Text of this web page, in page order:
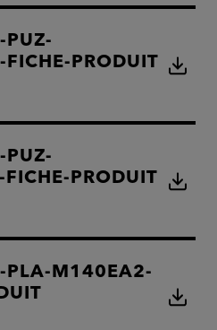
PUZ-
PRODUIT
PUZ-
PRODUIT
PLA-M140EA2-